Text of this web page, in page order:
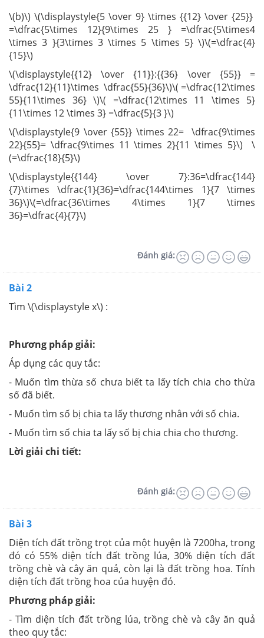
\(b)\) \(\displaystyle{5 \over 9} \times {{12} \over {25}}
=\dfrac{5\times 12}{9\times 25 } =\dfrac{5\times4
\times 3 }{3\times 3 \times 5 \times 5} \)\(=\dfrac{4}
{15}\)
\(\displaystyle{{12} \over {11}}:{{36} \over {55}} =
\dfrac{12}{11}\times \dfrac{55}{36}\)\( =\dfrac{12\times
55}{11\times 36} \)\( =\dfrac{12\times 11 \times 5}
{11\times 12 \times 3} =\dfrac{5}{3 }\)
\(\displaystyle{9 \over {55}} \times 22= \dfrac{9\times
22}{55}= \dfrac{9\times 11 \times 2}{11 \times 5}\) \
(=\dfrac{18}{5}\)
\(\displaystyle{{144} \over 7}:36=\dfrac{144}
{7}\times \dfrac{1}{36}=\dfrac{144\times 1}{7 \times
36}\)\(=\dfrac{36\times 4\times 1}{7 \times
36}=\dfrac{4}{7}\)
Đánh giá:
Bài 2
Tìm \(\displaystyle x\) :
Phương pháp giải:
Áp dụng các quy tắc:
- Muốn tìm thừa số chưa biết ta lấy tích chia cho thừa
số đã biết.
- Muốn tìm số bị chia ta lấy thương nhân với số chia.
- Muốn tìm số chia ta lấy số bị chia chia cho thương.
Lời giải chi tiết:
Đánh giá:
Bài 3
Diện tích đất trồng trọt của một huyện là 7200ha, trong
đó có 55% diện tích đất trồng lúa, 30% diện tích đất
trồng chè và cây ăn quả, còn lại là đất trồng hoa. Tính
diện tích đất trồng hoa của huyện đó.
Phương pháp giải:
- Tìm diện tích đất trồng lúa, trồng chè và cây ăn quả
theo quy tắc: